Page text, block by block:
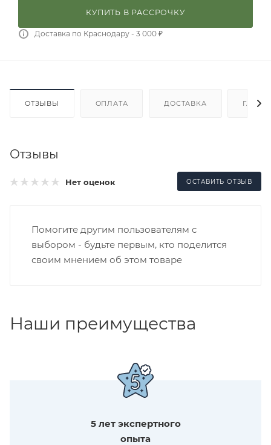
КУПИТЬ В РАССРОЧКУ
Доставка по Краснодару - 3 000 ₽
ОТЗЫВЫ ОПЛАТА ДОСТАВКА
Отзывы
Нет оценок ОСТАВИТЬ ОТЗЫВ
Помогите другим пользователям с
выбором - будьте первым, кто поделится
своим мнением об этом товаре
Наши преимущества
5 лет экспертного
опыта